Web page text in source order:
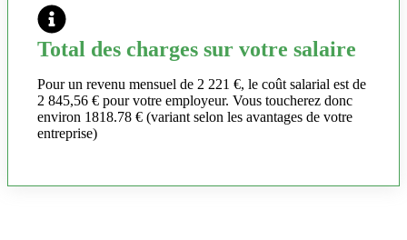
Total des charges sur votre salaire
Pour un revenu mensuel de 2 221 €, le coût salarial est de
2 845,56 € pour votre employeur. Vous toucherez donc
environ 1818.78 € (variant selon les avantages de votre
entreprise)